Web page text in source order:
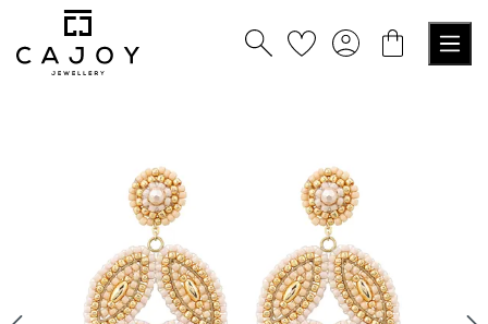
principal